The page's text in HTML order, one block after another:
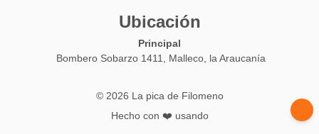
Ubicación
Principal
Bombero Sobarzo 1411, Malleco, la Araucanía
© 2026 La pica de Filomeno
Hecho con ❤️ usando